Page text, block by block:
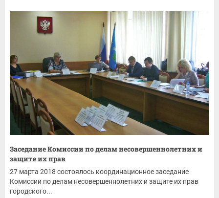
Заседание Комиссии по делам несовершеннолетних и
защите их прав
27 марта 2018 состоялось координационное заседание
Комиссии по делам несовершеннолетних и защите их прав
городского...